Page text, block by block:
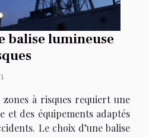
balise lumineuse
à risques requiert une
et des équipements adaptés
Le choix d’une balise